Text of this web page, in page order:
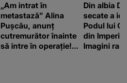
„Am intrat în
metastază” Alina
Pușcău, anunț
cutremurător înainte
să intre în operație!
Din albia
secate a
Podul lui
din
Imagini